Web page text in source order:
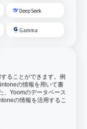
DeepSeek
Gamma
ることができます。例
の情報を用いて書
、Yoomのデータベース
の情報を活用するこ